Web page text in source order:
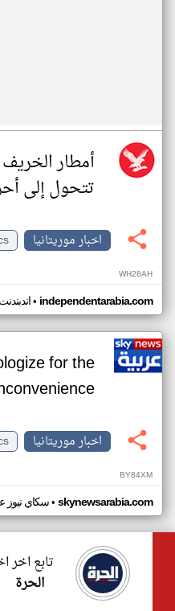
أمطار
تتحول إلى
اخبار موريتانيا
WH28AH
• independentarabia.com
for the
اخبار موريتانيا
BY84XM
سكاي نيوز• skynewsarabia.com
تابع اخر
الحرة